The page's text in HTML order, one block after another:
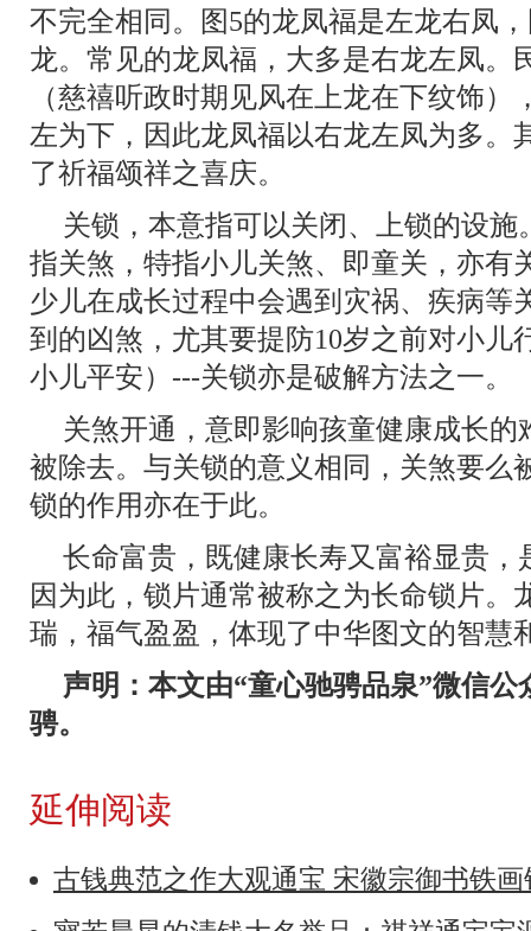
不完全相同。图5的龙凤福是左龙右凤
龙。常见的龙凤福，大多是右龙左凤。
（慈禧听政时期见风在上龙在下纹饰
左为下，因此龙凤福以右龙左凤为多。
了祈福颂祥之喜庆。
关锁，本意指可以关闭、上锁的设
指关煞，特指小儿关煞、即童关，亦有
少儿在成长过程中会遇到灾祸、疾病等
到的凶煞，尤其要提防10岁之前对小儿
小儿平安）---关锁亦是破解方法之一。
关煞开通，意即影响孩童健康成长
被除去。与关锁的意义相同，关煞要么
锁的作用亦在于此。
长命富贵，既健康长寿又富裕显贵
因为此，锁片通常被称之为长命锁片。
瑞，福气盈盈，体现了中华图文的智慧
声明：本文由“童心驰骋品泉”微信
骋。
延伸阅读
古钱典范之作大观通宝 宋徽宗御书铁